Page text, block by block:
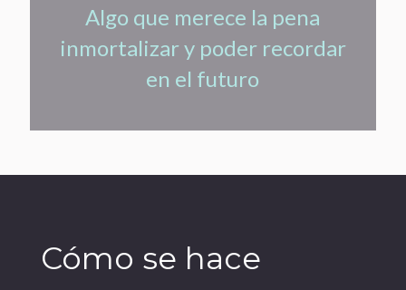
Algo que merece la pena
inmortalizar y poder recordar
en el futuro
Cómo se hace